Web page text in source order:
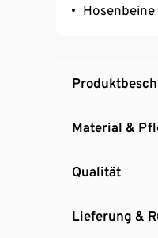
Material &
Qualität
Lieferung &